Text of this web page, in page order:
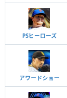
PSヒーローズ
アワードショー